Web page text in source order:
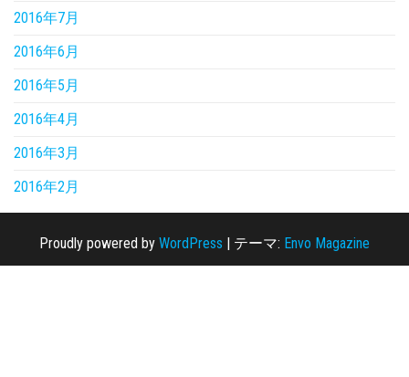
2016年7月
2016年6月
2016年5月
2016年4月
2016年3月
2016年2月
Proudly powered by WordPress | テーマ: Envo Magazine